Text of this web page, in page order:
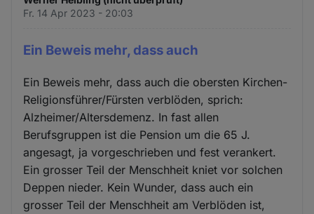
Fr. 14 Apr 2023 - 20:03
Ein Beweis mehr, dass auch
Ein Beweis mehr, dass auch die obersten Kirchen-
Religionsführer/Fürsten verblöden, sprich:
Alzheimer/Altersdemenz. In fast allen
Berufsgruppen ist die Pension um die 65 J.
angesagt, ja vorgeschrieben und fest verankert.
Ein grosser Teil der Menschheit kniet vor solchen
Deppen nieder. Kein Wunder, dass auch ein
grosser Teil der Menschheit am Verblöden ist,